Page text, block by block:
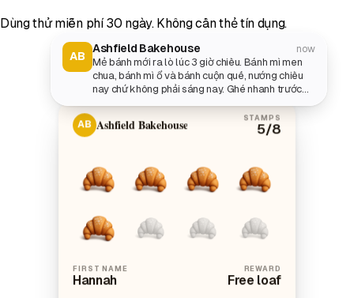
Dùng thử miễn phí 30 ngày. Không cần thẻ tín dụng.
AB
Ashfield Bakehouse now
Mẻ bánh mới ra lò lúc 3 giờ chiều. Bánh mì men
chua, bánh mì ổ và bánh cuộn quế, nướng chiều
nay chứ không phải sáng nay. Ghé nhanh trước
AB Ashfield Bakehouse STAMPS
5/8
FIRST NAME
Hannah
REWARD
Free loaf